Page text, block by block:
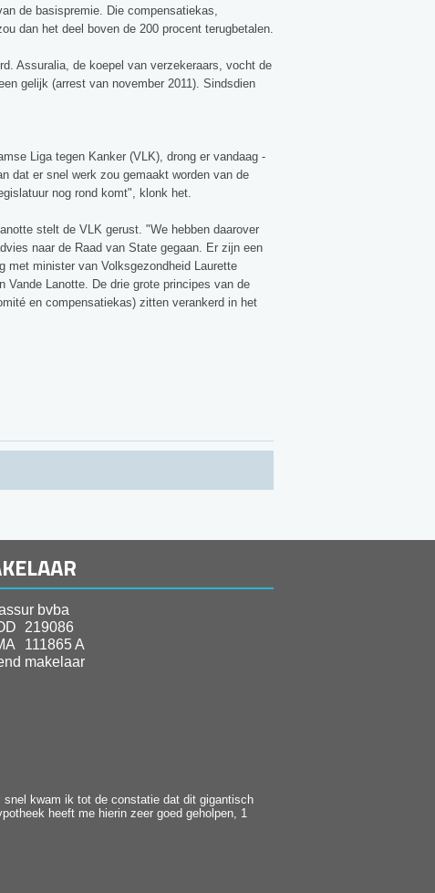
de basispremie. Die compensatiekas,
dan het deel boven de 200 procent terugbetalen.
Assuralia, de koepel van verzekeraars, vocht de
gelijk (arrest van november 2011). Sindsdien
Liga tegen Kanker (VLK), drong er vandaag -
dat er snel werk zou gemaakt worden van de
nog rond komt", klonk het.
stelt de VLK gerust. "We hebben daarover
naar de Raad van State gegaan. Er zijn een
met minister van Volksgezondheid Laurette
Vande Lanotte. De drie grote principes van de
en compensatiekas) zitten verankerd in het
bvba
219086
111865 A
makelaar
kwam ik tot de constatie dat dit gigantisch
heeft me hierin zeer goed geholpen, 1